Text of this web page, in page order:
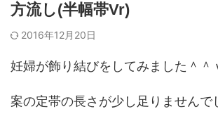
方流し(半幅帯Vr)
2016年12月20日
妊婦が飾り結びをしてみました＾＾
案の定帯の長さが少し足りませんで